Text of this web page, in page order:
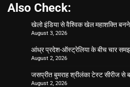
Also Check:
खेलो इंडिया से वैश्विक खेल महाशक्ति
August 3, 2026
आंध्र प्रदेश-ऑस्ट्रेलिया के बीच चार
August 2, 2026
जसप्रीत बुमराह श्रीलंका टेस्ट सीरीज से
August 2, 2026